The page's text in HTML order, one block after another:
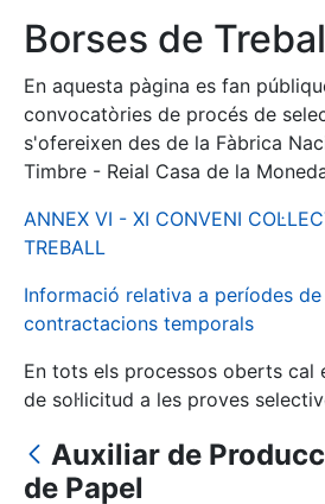
Mostra/Amaga
Mostra/Amaga
Borses de
En aquesta pàgina es fan
convocatòries de procés de
s'ofereixen des de la Fàbrica
Timbre - Reial Casa de la
ANNEX VI - XI CONVENI
TREBALL
Informació relativa a períodes
contractacions temporals
En tots els processos oberts cal
de sol·licitud a les proves
Auxiliar de
de Papel